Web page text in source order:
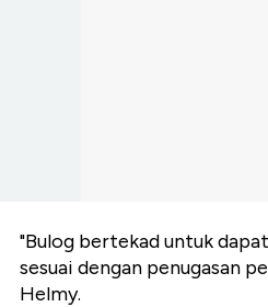
"Bulog bertekad untuk
sesuai dengan penugasan
Helmy.